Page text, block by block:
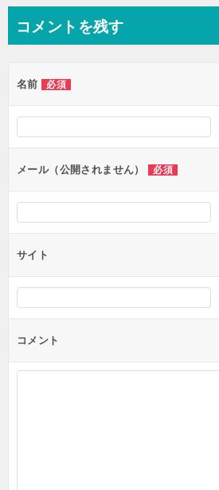
ビ
ー
シ
ン
コメントを残す
名前 必須
メール（公開されません） 必須
サイト
コメント